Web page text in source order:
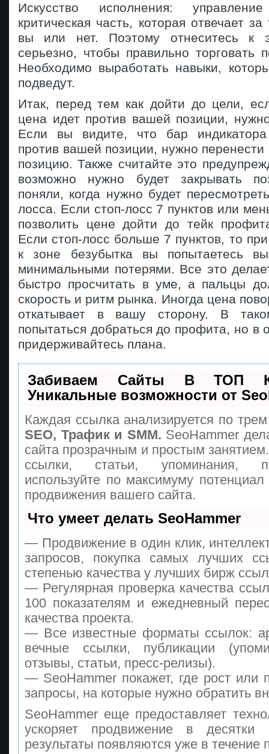
Искусство исполнения:
критическая часть, которая отвечает
вы или нет. Поэтому отнеситесь к
серьезно, чтобы правильно торговать
Необходимо выработать навыки,
подведут.
Итак, перед тем как дойти до цели,
цена идет против вашей позиции,
Если вы видите, что бар
против вашей позиции, нужно перенести
позицию. Также считайте это
возможно нужно будет закрывать
поняли, когда нужно будет
лосса. Если стоп-лосс 7 пунктов или
позволить цене дойти до тейк
Если стоп-лосс больше 7 пунктов, то
к зоне безубытка вы попытаетесь
минимальными потерями. Все это
быстро просчитать в уме, а пальцы
скорость и ритм рынка. Иногда цена
откатывает в вашу сторону. В
попытаться добраться до профита, но в
придерживайтесь плана.
Забиваем Сайты В ТОП
Уникальные возможности от
Каждая ссылка анализируется по
SEO, Трафик и SMM. SeoHammer
сайта прозрачным и простым
ссылки, статьи, упоминания,
используйте по максимуму
продвижения вашего сайта.
Что умеет делать SeoHammer
— Продвижение в один клик,
запросов, покупка самых лучших
степенью качества у лучших бирж
— Регулярная проверка качества
100 показателям и ежедневный
качества проекта.
— Все известные форматы ссылок:
вечные ссылки, публикации
отзывы, статьи, пресс-релизы).
— SeoHammer покажет, где рост или
запросы, на которые нужно обратить
SeoHammer еще предоставляет
ускоряет продвижение в
результаты появляются уже в течение